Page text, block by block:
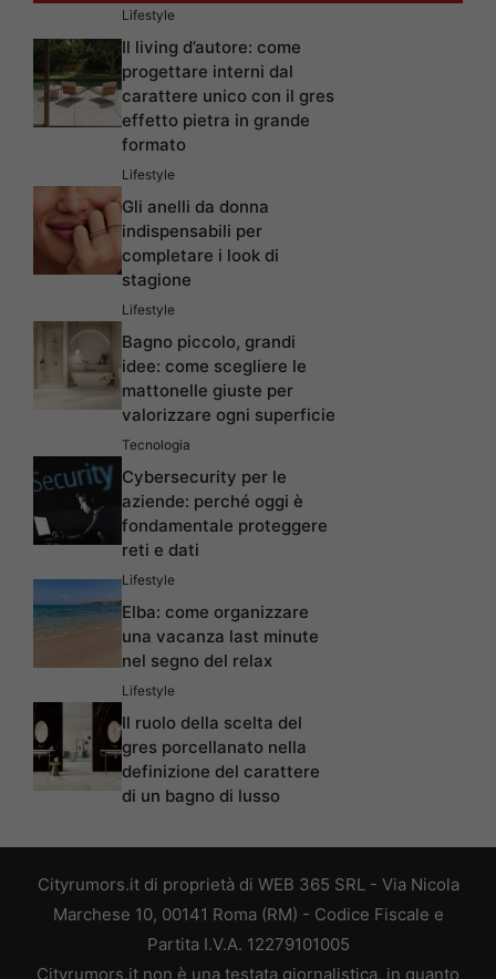
Lifestyle
Il living d’autore: come
progettare interni dal
carattere unico con il gres
effetto pietra in grande
formato
Lifestyle
Gli anelli da donna
indispensabili per
completare i look di
stagione
Lifestyle
Bagno piccolo, grandi
idee: come scegliere le
mattonelle giuste per
valorizzare ogni superficie
Tecnologia
Cybersecurity per le
aziende: perché oggi è
fondamentale proteggere
reti e dati
Lifestyle
Elba: come organizzare
una vacanza last minute
nel segno del relax
Lifestyle
Il ruolo della scelta del
gres porcellanato nella
definizione del carattere
di un bagno di lusso
Cityrumors.it di proprietà di WEB 365 SRL - Via Nicola
Marchese 10, 00141 Roma (RM) - Codice Fiscale e
Partita I.V.A. 12279101005
Cityrumors.it non è una testata giornalistica, in quanto